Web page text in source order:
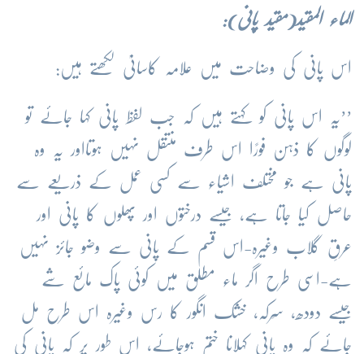
الماء المقید(مقید پانی):
اس پانی کی وضاحت میں علامہ کاسانیؒ لکھتے ہیں:
’’یہ اس پانی کو کہتے ہیں کہ جب لفظ پانی کہا جائے تو
لوگوں کا ذہن فورًا اس طرف منتقل نہیں ہوتااور یہ وہ
پانی ہے جو مختلف اشیاء سے کسی عمل کے ذریعے سے
حاصل کیا جاتا ہے، جیسے درختوں اور پھلوں کا پانی اور
عرقِ گلاب وغیرہ-اس قسم کے پانی سے وضو جائز نہیں
ہے-اسی طرح اگر ماء مطلق میں کوئی پاک مائع شے
جیسے دودھ، سِرکہ، خشک انگور کا رس وغیرہ اس طرح مل
جائے کہ وہ پانی کہلانا ختم ہوجائے، اس طور پر کہ پانی کی